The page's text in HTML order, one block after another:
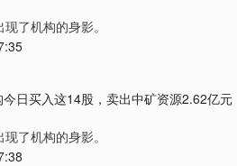
了机构的身影。
日买入这14股，卖出中矿资源2.62亿元
了机构的身影。